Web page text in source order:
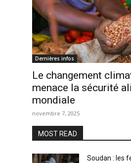
Dernières infos
Le changement
menace la sécurité
mondiale
novembre 7, 2025
MOST READ
Soudan : les